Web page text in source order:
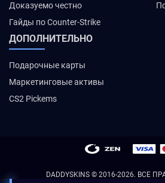
Доказуемо честно
Гайды по Counter-Strike
ДОПОЛНИТЕЛЬНО
Подарочные карты
Маркетинговые активы
CS2 Pickems
DADDYSKINS © 2016-2026. ВСЕ